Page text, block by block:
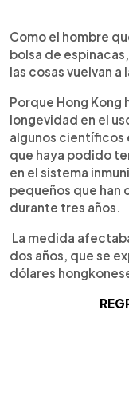
Como el hombre
bolsa de
las cosas vuelvan a
Porque Hong
longevidad en el
algunos científicos
que haya podido
en el sistema
pequeños que han
durante tres años.
La medida
dos años, que se
dólares